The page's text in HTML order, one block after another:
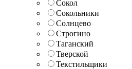
Сокол
Сокольники
Солнцево
Строгино
Таганский
Тверской
Текстильщики